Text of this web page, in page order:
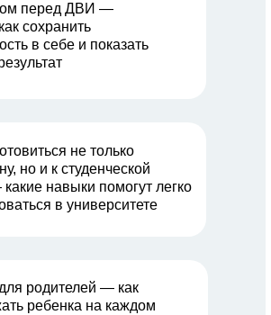
перед ДВИ —
сохранить
в себе и показать
не только
но и к студенческой
навыки помогут легко
в университете
родителей — как
ребенка на каждом